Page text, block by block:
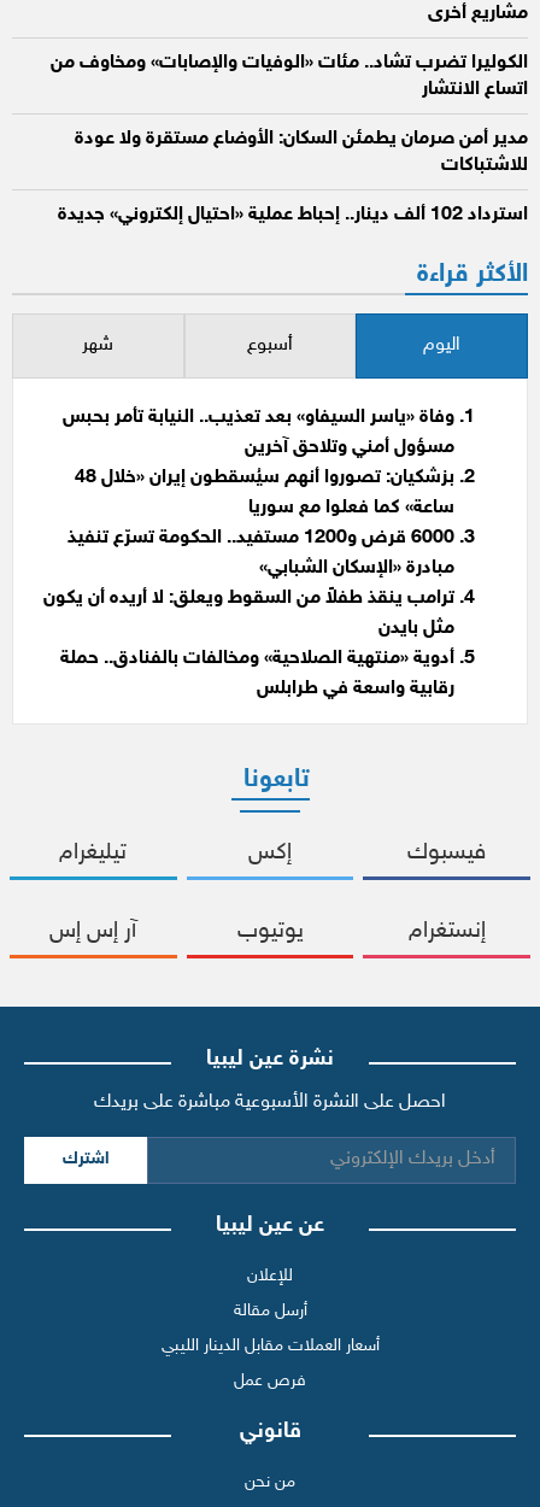
مشاريع أخرى
الكوليرا تضرب تشاد.. مئات «الوفيات والإصابات» ومخاوف من
اتساع الانتشار
مدير أمن صرمان يطمئن السكان: الأوضاع مستقرة ولا عودة
للاشتباكات
استرداد 102 ألف دينار.. إحباط عملية «احتيال إلكتروني» جديدة
الأكثر قراءة
اليوم أسبوع شهر
وفاة «ياسر السيفاو» بعد تعذيب.. النيابة تأمر بحبس
مسؤول أمني وتلاحق آخرين
بزشكيان: تصوروا أنهم سيُسقطون إيران «خلال 48
ساعة» كما فعلوا مع سوريا
6000 قرض و1200 مستفيد.. الحكومة تسرّع تنفيذ
مبادرة «الإسكان الشبابي»
ترامب ينقذ طفلاً من السقوط ويعلق: لا أريده أن يكون
مثل بايدن
أدوية «منتهية الصلاحية» ومخالفات بالفنادق.. حملة
رقابية واسعة في طرابلس
تابعونا
فيسبوك إكس تيليغرام
إنستغرام يوتيوب آر إس إس
نشرة عين ليبيا
احصل على النشرة الأسبوعية مباشرة على بريدك
اشترك
عن عين ليبيا
للإعلان
أرسل مقالة
أسعار العملات مقابل الدينار الليبي
فرص عمل
قانوني
من نحن